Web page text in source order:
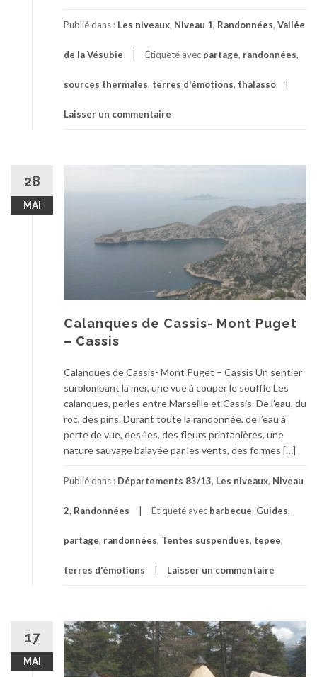
Publié dans : Les niveaux, Niveau 1, Randonnées, Vallée
de la Vésubie Étiqueté avec partage, randonnées,
sources thermales, terres d'émotions, thalasso
Laisser un commentaire
28
MAI
Calanques de Cassis- Mont Puget
– Cassis
Calanques de Cassis- Mont Puget – Cassis Un sentier
surplombant la mer, une vue à couper le souffle Les
calanques, perles entre Marseille et Cassis. De l’eau, du
roc, des pins. Durant toute la randonnée, de l’eau à
perte de vue, des iles, des fleurs printanières, une
nature sauvage balayée par les vents, des formes […]
Publié dans : Départements 83/13, Les niveaux, Niveau
2, Randonnées Étiqueté avec barbecue, Guides,
partage, randonnées, Tentes suspendues, tepee,
terres d'émotions Laisser un commentaire
17
MAI